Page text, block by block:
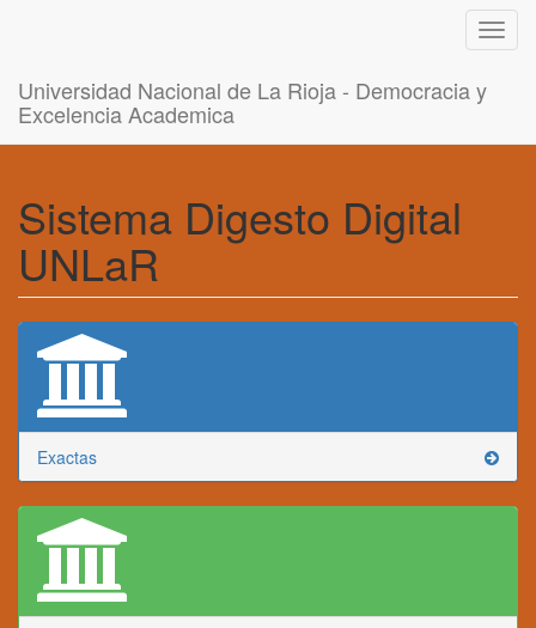
Universidad Nacional de La Rioja - Democracia y
Excelencia Academica
Sistema Digesto Digital
UNLaR
Exactas